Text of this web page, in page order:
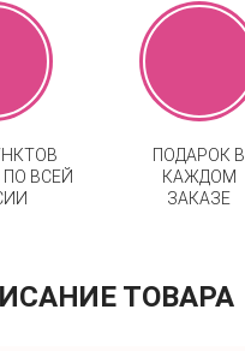
ВСЕЙ
ПОДАРОК В
КАЖДОМ
ЗАКАЗЕ
ТОВАРА